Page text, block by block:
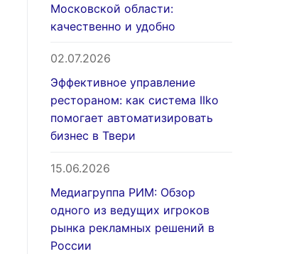
Московской области:
качественно и удобно
02.07.2026
Эффективное управление
рестораном: как система IIko
помогает автоматизировать
бизнес в Твери
15.06.2026
Медиагруппа РИМ: Обзор
одного из ведущих игроков
рынка рекламных решений в
России